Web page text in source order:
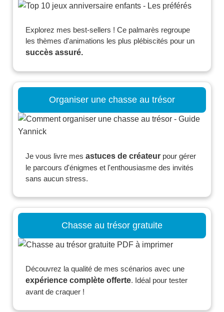
Explorez mes best-sellers ! Ce palmarès regroupe
les thèmes d'animations les plus plébiscités pour un
succès assuré.
Organiser une chasse au trésor
Je vous livre mes astuces de créateur pour gérer
le parcours d'énigmes et l'enthousiasme des invités
sans aucun stress.
Chasse au trésor gratuite
Découvrez la qualité de mes scénarios avec une
expérience complète offerte. Idéal pour tester
avant de craquer !